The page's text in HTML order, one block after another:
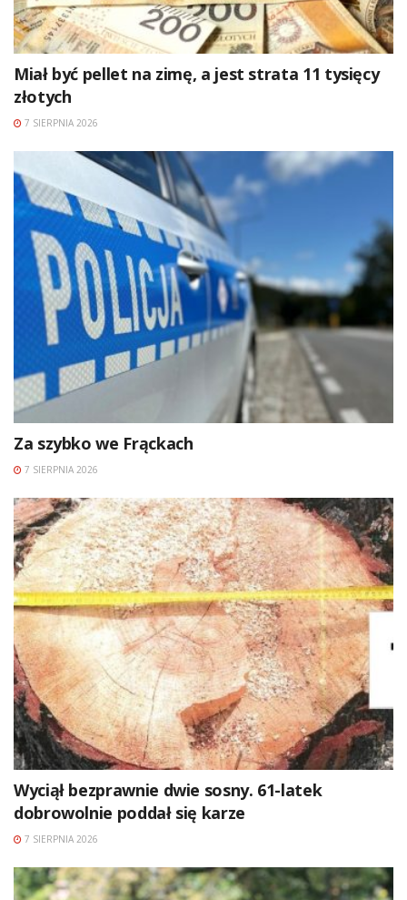
Miał być pellet na zimę, a jest strata 11 tysięcy
złotych
7 SIERPNIA 2026
Za szybko we Frąckach
7 SIERPNIA 2026
Wyciął bezprawnie dwie sosny. 61-latek
dobrowolnie poddał się karze
7 SIERPNIA 2026